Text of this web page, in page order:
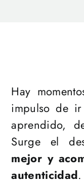
Hay
impulso de
aprendido,
Surge el
mejor y
autenticidad.